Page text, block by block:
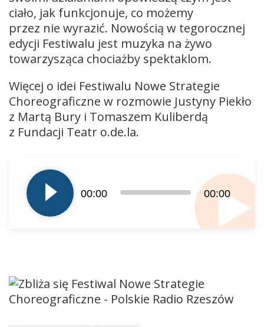
ciało, jak funkcjonuje, co możemy
przez nie wyrazić. Nowością w tegorocznej
edycji Festiwalu jest muzyka na żywo
towarzysząca chociażby spektaklom.
Więcej o idei Festiwalu Nowe Strategie
Choreograficzne w rozmowie Justyny Piekło
z Martą Bury i Tomaszem Kuliberdą
z Fundacji Teatr o.de.la.
plików
dźwiękowych
00:00 00:00